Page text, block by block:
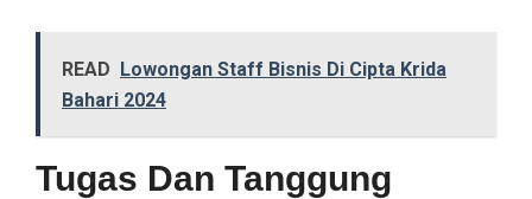
READ Lowongan Staff Bisnis Di Cipta Krida
Bahari 2024
Tugas Dan Tanggung